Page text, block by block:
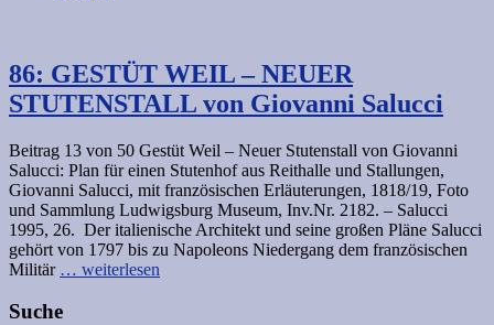
86: GESTÜT WEIL – NEUER
STUTENSTALL von Giovanni Salucci
Beitrag 13 von 50 Gestüt Weil – Neuer Stutenstall von Giovanni
Salucci: Plan für einen Stutenhof aus Reithalle und Stallungen,
Giovanni Salucci, mit französischen Erläuterungen, 1818/19, Foto
und Sammlung Ludwigsburg Museum, Inv.Nr. 2182. – Salucci
1995, 26. Der italienische Architekt und seine großen Pläne Salucci
gehört von 1797 bis zu Napoleons Niedergang dem französischen
Militär … weiterlesen
Suche